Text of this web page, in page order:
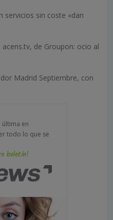
servicios sin coste «dan
de Groupon: ocio al
Madrid Septiembre, con
última en
todo lo que se
boletín!